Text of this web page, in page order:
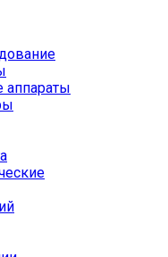
аппараты